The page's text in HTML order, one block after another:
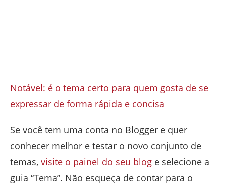
Se você tem uma conta no Blogger e quer
conhecer melhor e testar o novo conjunto de
temas, visite o painel do seu blog e selecione a
guia “Tema”. Não esqueça de contar para o